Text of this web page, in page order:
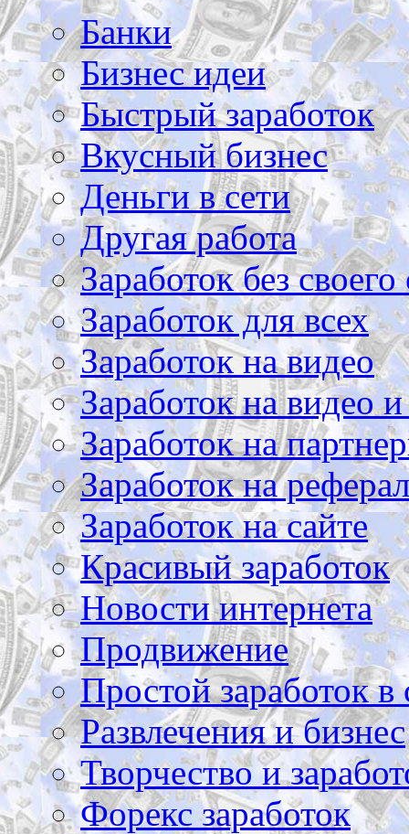
Банки
Бизнес идеи
Быстрый заработок
Вкусный бизнес
Деньги в сети
Другая работа
Заработок без своего
Заработок для всех
Заработок на видео
Заработок на видео
Заработок на
Заработок на
Заработок на сайте
Красивый заработок
Новости интернета
Продвижение
Простой заработок в
Развлечения и бизнес
Творчество и
Форекс заработок